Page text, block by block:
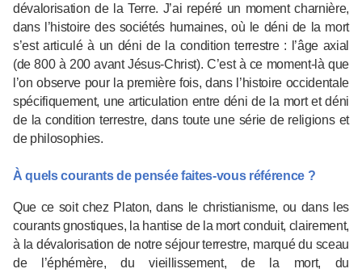
dévalorisation de la Terre. J’ai repéré un moment charnière,
dans l’histoire des sociétés humaines, où le déni de la mort
s’est articulé à un déni de la condition terrestre : l’âge axial
(de 800 à 200 avant Jésus-Christ). C’est à ce moment-là que
l’on observe pour la première fois, dans l’histoire occidentale
spécifiquement, une articulation entre déni de la mort et déni
de la condition terrestre, dans toute une série de religions et
de philosophies.
À quels courants de pensée faites-vous référence ?
Que ce soit chez Platon, dans le christianisme, ou dans les
courants gnostiques, la hantise de la mort conduit, clairement,
à la dévalorisation de notre séjour terrestre, marqué du sceau
de l’éphémère, du vieillissement, de la mort, du